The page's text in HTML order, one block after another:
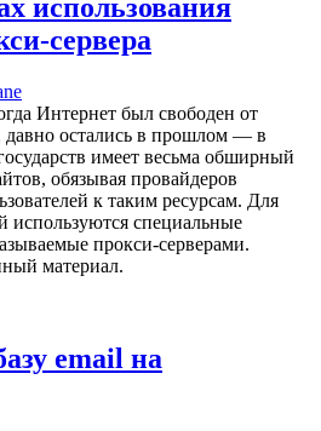
использования
сервера
Интернет был свободен от
давно остались в прошлом — в
имеет весьма обширный
обязывая провайдеров
к таким ресурсам. Для
используются специальные
прокси-серверами.
материал.
email на